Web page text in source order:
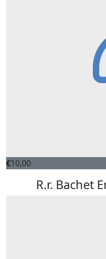
€10,00
R.r. Bachet